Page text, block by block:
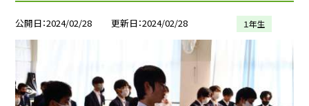
公開日 2024/02/28 更新日 2024/02/28 １年生